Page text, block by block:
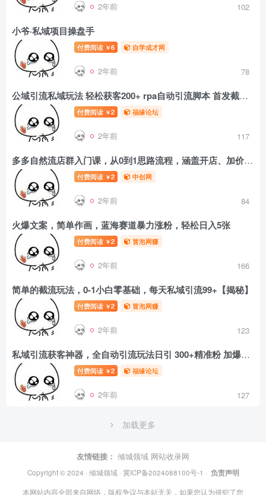
2年前 102
小爷·私域项目操盘手
付费阅读 ￥6 自学成才网
2年前 78
公域引流私域玩法 轻松获客200+ rpa自动引流脚本 首发截流自热玩法
付费阅读 ￥2 福缘论坛
2年前 117
多多自然流店群入门课，从0到1思路流程，涵盖开店、加价、截流等关键环节
付费阅读 ￥2 中创网
2年前 84
火爆文案，简单作画，蓝海赛道暴力涨粉，轻松日入5张
付费阅读 ￥2 冒泡网赚
2年前 166
简单的截流玩法，0-1小白零基础，每天私域引流99+【揭秘】
付费阅读 ￥2 冒泡网赚
2年前 123
私域引流获客神器，全自动引流玩法日引 300+精准粉 加爆你的微信
付费阅读 ￥2 福缘论坛
2年前 127
加载更多
友情链接： 倾城领域 网站收录网
Copyright © 2024 · 倾城领域 · 冀ICP备2024088100号-1 · 负责声明
本网站内容全部来自网络，版权争议与本站无关，如果您认为侵犯了您